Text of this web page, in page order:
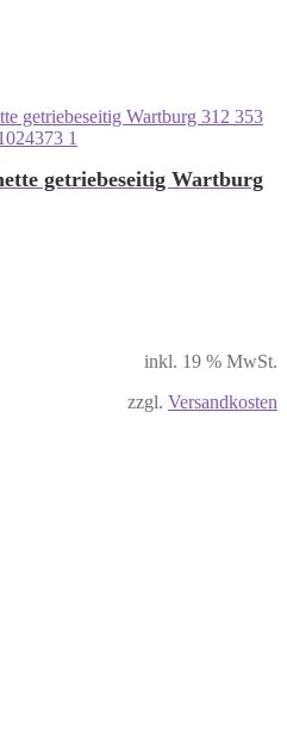
getriebeseitig Wartburg
inkl. 19 % MwSt.
zzgl. Versandkosten